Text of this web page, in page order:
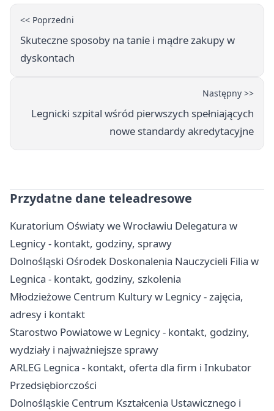
<< Poprzedni
Skuteczne sposoby na tanie i mądre zakupy w
dyskontach
Następny >>
Legnicki szpital wśród pierwszych spełniających
nowe standardy akredytacyjne
Przydatne dane teleadresowe
Kuratorium Oświaty we Wrocławiu Delegatura w
Legnicy - kontakt, godziny, sprawy
Dolnośląski Ośrodek Doskonalenia Nauczycieli Filia w
Legnica - kontakt, godziny, szkolenia
Młodzieżowe Centrum Kultury w Legnicy - zajęcia,
adresy i kontakt
Starostwo Powiatowe w Legnicy - kontakt, godziny,
wydziały i najważniejsze sprawy
ARLEG Legnica - kontakt, oferta dla firm i Inkubator
Przedsiębiorczości
Dolnośląskie Centrum Kształcenia Ustawicznego i